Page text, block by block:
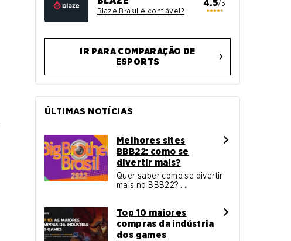
Blaze Brasil é confiável?
4.5/5
IR PARA COMPARAÇÃO DE
ESPORTS
ÚLTIMAS NOTÍCIAS
Melhores sites
BBB22: como se
divertir mais?
Quer saber como se divertir
mais no BBB22? ...
Top 10 maiores
compras da indústria
dos games